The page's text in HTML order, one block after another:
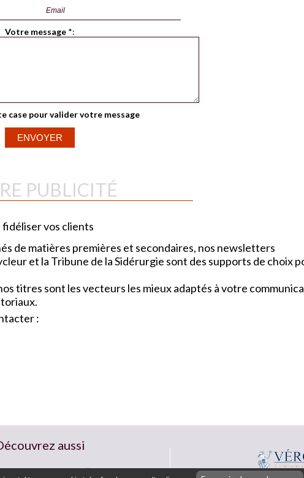
Votre message *:
case pour valider votre message
PUBLICITÉ
vos clients
de matières premières et secondaires, nos newsletters
et la Tribune de la Sidérurgie sont des supports de choix
titres sont les vecteurs les mieux adaptés à votre
:
aussi